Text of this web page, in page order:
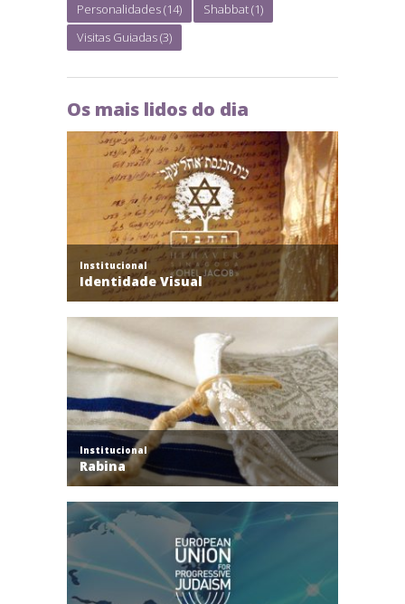
Personalidades(14) Shabbat(1)
Visitas Guiadas(3)
Os mais lidos do dia